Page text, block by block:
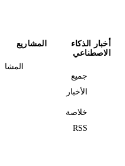
أخبار الذكاء
الاصطناعي
جميع
الأخبار
خلاصة
RSS
المشاريع